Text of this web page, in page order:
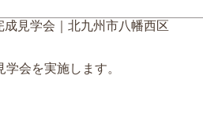
見学会｜北九州市八幡西区
会を実施します。